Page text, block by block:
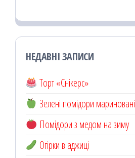
НЕДАВНІ ЗАПИСИ
Торт «Снікерс»
Зелені помідори мариновані
Помідори з медом на зиму
Огірки в аджиці